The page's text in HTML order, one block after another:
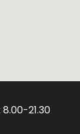
8.00-21.30